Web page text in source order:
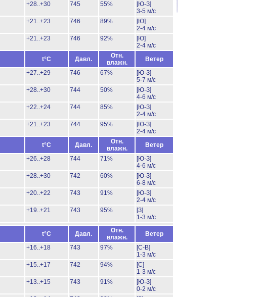
+28..+30 745 55%
[Ю-З]
3-5 м/с
+21..+23 746 89%
[Ю]
2-4 м/с
+21..+23 746 92%
[Ю]
2-4 м/с
t°C Давл.
Отн.
влажн.
Ветер
+27..+29 746 67%
[Ю-З]
5-7 м/с
+28..+30 744 50%
[Ю-З]
4-6 м/с
+22..+24 744 85%
[Ю-З]
2-4 м/с
+21..+23 744 95%
[Ю-З]
2-4 м/с
t°C Давл.
Отн.
влажн.
Ветер
+26..+28 744 71%
[Ю-З]
4-6 м/с
+28..+30 742 60%
[Ю-З]
6-8 м/с
+20..+22 743 91%
[Ю-З]
2-4 м/с
+19..+21 743 95%
[З]
1-3 м/с
t°C Давл.
Отн.
влажн.
Ветер
+16..+18 743 97%
[С-В]
1-3 м/с
+15..+17 742 94%
[С]
1-3 м/с
+13..+15 743 91%
[Ю-З]
0-2 м/с